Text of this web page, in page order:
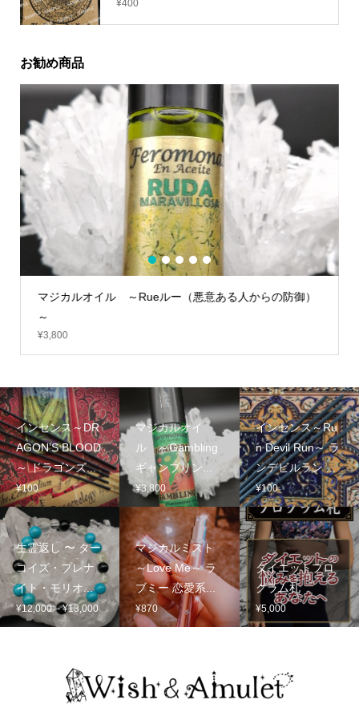
¥400
お勧め商品
マジカルオイル ～Rueルー（悪意ある人からの防御）
～
¥3,800
1 2 3 4 5
インセンス～DR
AGON’S BLOOD
～ ドラゴンズ...
¥100
マジカルオイ
ル ～Gambling
ギャンブリン...
¥3,800
インセンス～Ru
n Devil Run～ ラ
ンデビルラン ...
¥100
生霊返し 〜 ター
コイズ・プレナ
イト・モリオ...
¥12,000 –¥13,000 価
格
–
¥13,000
マジカルミスト
～Love Me～ ラ
ブミー 恋愛系...
¥870
ダイエットプロ
グラム札
¥5,000